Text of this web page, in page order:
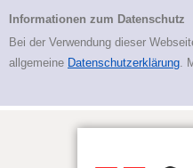
Erweiterte Suche
Informationen zum Datenschutz
Bei der Verwendung dieser
allgemeine Datenschutzerklärung.